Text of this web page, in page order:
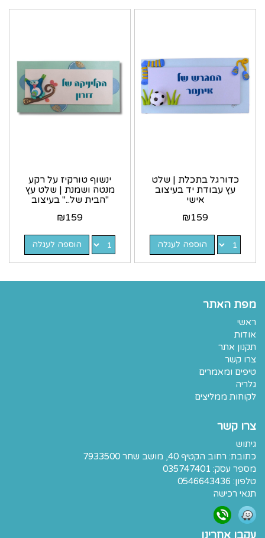
כדורגל בתכלת | שלט
עץ עבודת יד בעיצוב
אישי
₪159
הוספה לעגלה
ינשוף טורקיז על רקע
מנטה ושמנת | שלט עץ
"הבית של..." בעיצוב
₪159
הוספה לעגלה
מפת האתר
ראשי
אודות
תקנון אתר
צרו קשר
טיפים ומאמרים
גלריה
לקוחות ממליצים
צרו קשר
גיתוש
כתובת: רחוב הקטיף 40, מושב שחר 7933500
מספר עסק: 035747401
טלפון: 0546643436
תנאי רכישה
עקבו אחרינו